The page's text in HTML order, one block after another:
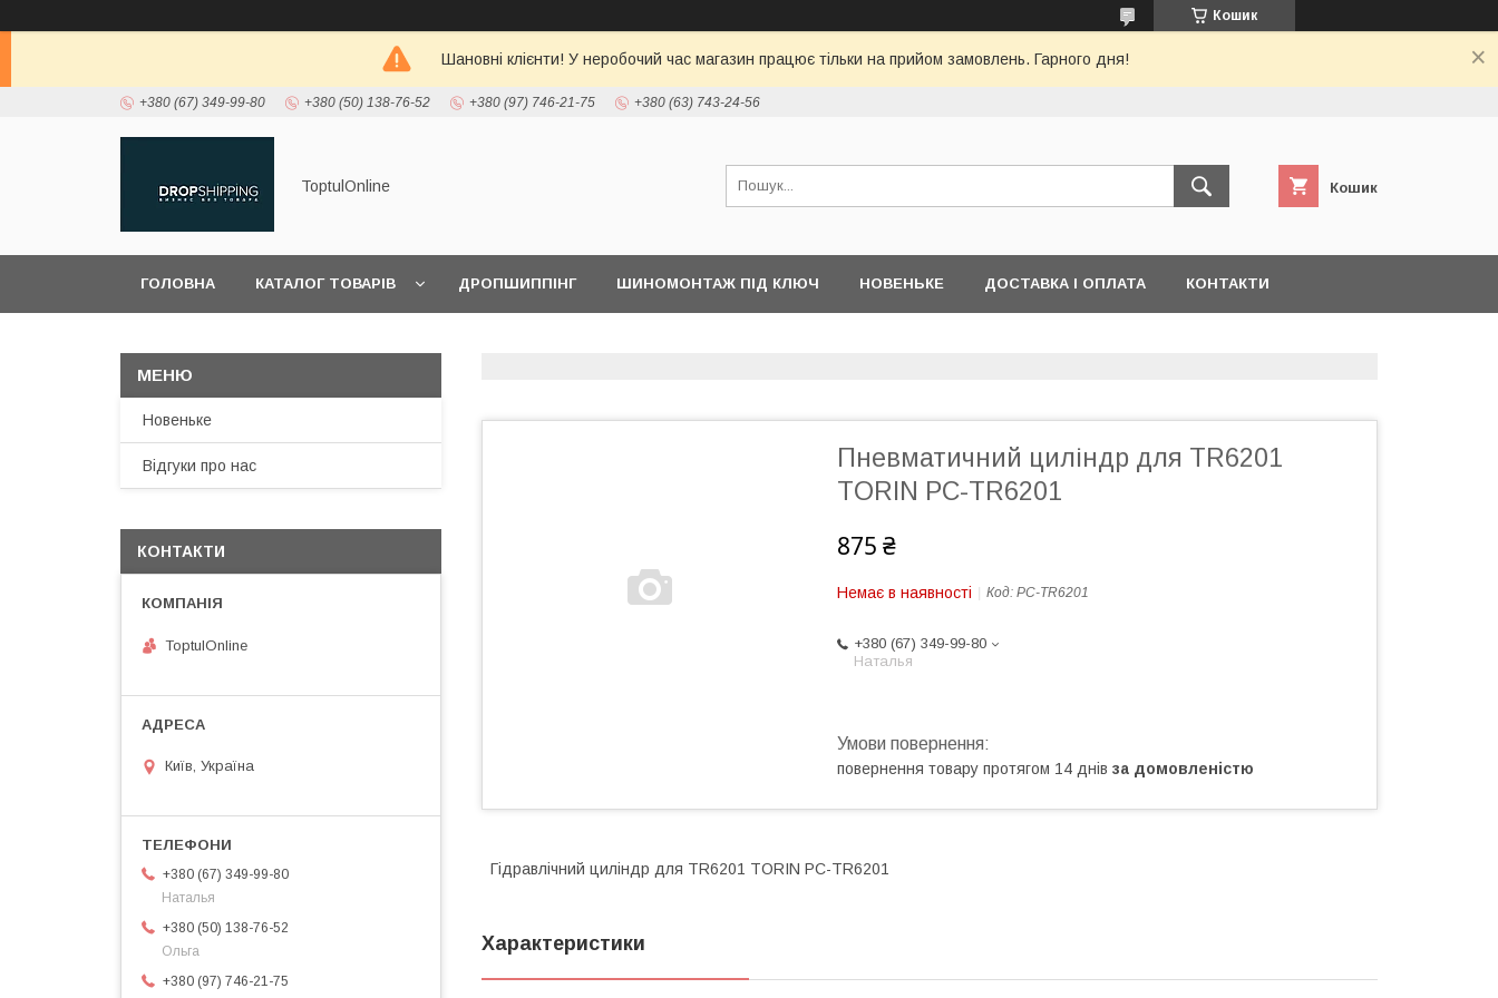
Кошик
Шановні клієнти! У неробочий час магазин працює тільки на прийом замовлень. Гарного дня!
+380 (67) 349-99-80 +380 (50) 138-76-52 +380 (97) 746-21-75 +380 (63) 743-24-56
ToptulOnline Кошик
ГОЛОВНА КАТАЛОГ ТОВАРІВ ДРОПШИППІНГ ШИНОМОНТАЖ ПІД КЛЮЧ НОВЕНЬКЕ ДОСТАВКА І ОПЛАТА КОНТАКТИ
Пневматичний циліндр для TR6201
TORIN PC-TR6201
875 ₴
Немає в наявності Код: PC-TR6201
+380 (67) 349-99-80
Наталья
повернення товару протягом 14 днів за домовленістю
Гідравлічний циліндр для TR6201 TORIN PC-TR6201
Характеристики
Новеньке
Відгуки про нас
КОНТАКТИ
ToptulOnline
Київ, Україна
+380 (67) 349-99-80
Наталья
+380 (50) 138-76-52
Ольга
+380 (97) 746-21-75